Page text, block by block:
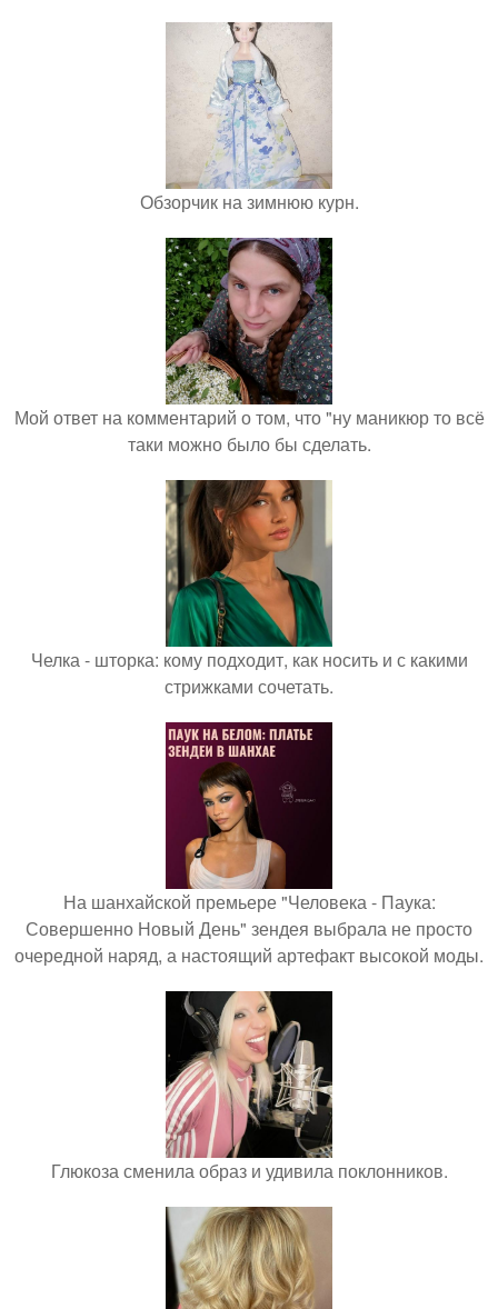
Обзорчик на зимнюю курн.
Мой ответ на комментарий о том, что "ну маникюр то всё
таки можно было бы сделать.
Челка - шторка: кому подходит, как носить и с какими
стрижками сочетать.
На шанхайской премьере "Человека - Паука:
Совершенно Новый День" зендея выбрала не просто
очередной наряд, а настоящий артефакт высокой моды.
Глюкоза сменила образ и удивила поклонников.